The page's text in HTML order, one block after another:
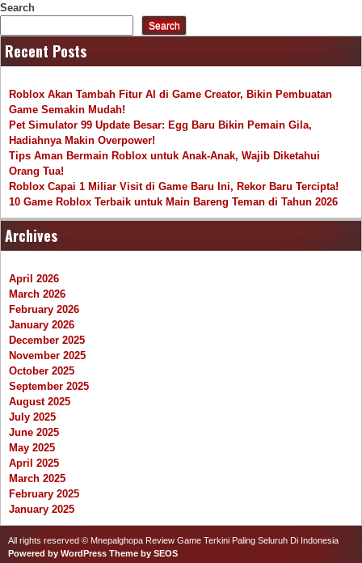
Search
Search
Recent Posts
Roblox Akan Tambah Fitur AI di Game Creator, Bikin Pembuatan
Game Semakin Mudah!
Pet Simulator 99 Update Besar: Egg Baru Bikin Pemain Gila,
Hadiahnya Makin Overpower!
Tips Aman Bermain Roblox untuk Anak-Anak, Wajib Diketahui
Orang Tua!
Roblox Capai 1 Miliar Visit di Game Baru Ini, Rekor Baru Tercipta!
10 Game Roblox Terbaik untuk Main Bareng Teman di Tahun 2026
Archives
April 2026
March 2026
February 2026
January 2026
December 2025
November 2025
October 2025
September 2025
August 2025
July 2025
June 2025
May 2025
April 2025
March 2025
February 2025
January 2025
All rights reserved © Mnepalghopa Review Game Terkini Paling Seluruh Di Indonesia
Powered by WordPress Theme by SEOS